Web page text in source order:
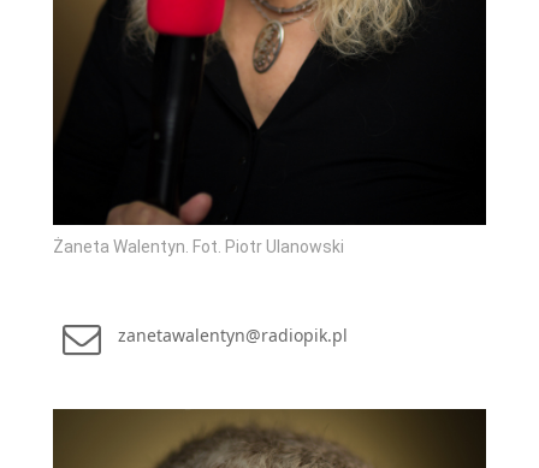
Żaneta Walentyn. Fot. Piotr Ulanowski
zanetawalentyn@radiopik.pl